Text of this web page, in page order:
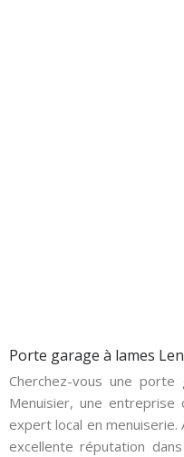
Porte garage à lames
Cherchez-vous une porte
Menuisier, une
expert local en
excellente réputation